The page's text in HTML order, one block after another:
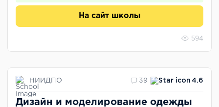
На сайт школы
594
НИИДПО 39 4.6
Дизайн и моделирование одежды